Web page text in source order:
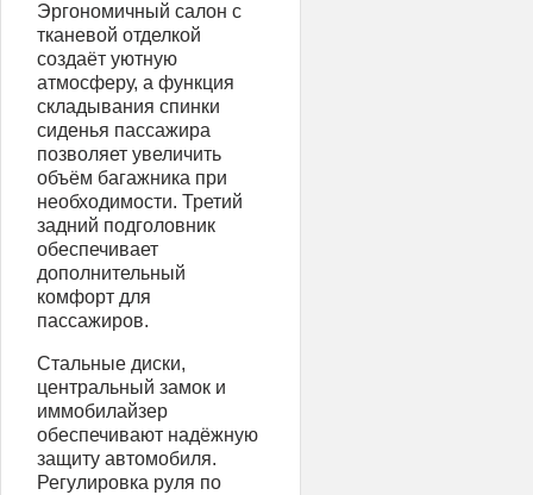
Эргономичный салон с
тканевой отделкой
создаёт уютную
атмосферу, а функция
складывания спинки
сиденья пассажира
позволяет увеличить
объём багажника при
необходимости. Третий
задний подголовник
обеспечивает
дополнительный
комфорт для
пассажиров.
Стальные диски,
центральный замок и
иммобилайзер
обеспечивают надёжную
защиту автомобиля.
Регулировка руля по